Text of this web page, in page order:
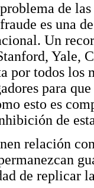
de
es una
Un
Yale,
por todos
para
esto es
de
relación
de replicar